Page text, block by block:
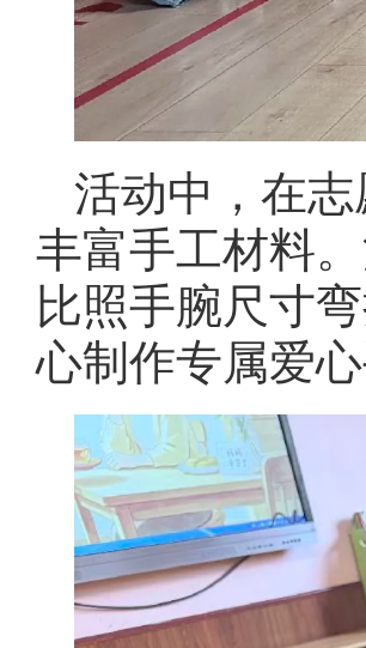
活动中，在
丰富手工材料
比照手腕尺寸
心制作专属爱